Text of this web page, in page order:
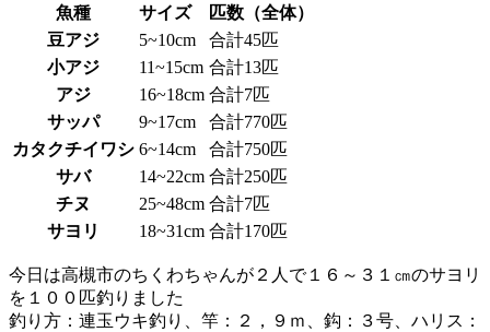
魚種 サイズ
匹数（全体）
豆アジ
5~10cm
合計45匹
小アジ
11~15cm 合計13匹
アジ
16~18cm 合計7匹
サッパ
9~17cm
合計770匹
カタクチイワシ 6~14cm
合計750匹
サバ
14~22cm 合計250匹
チヌ
25~48cm 合計7匹
サヨリ
18~31cm 合計170匹
今日は高槻市のちくわちゃんが２人で１６～３１㎝のサヨリ
を１００匹釣りました
釣り方：連玉ウキ釣り、竿：２，９ｍ、鈎：３号、ハリス：